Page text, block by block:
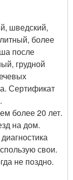
шведский,
более
после
грудной
Сертификат
более 20 лет.
на дом.
свои.
не поздно.